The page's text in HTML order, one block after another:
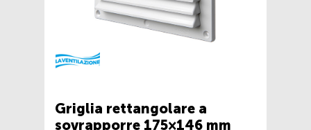
Griglia rettangolare a
sovrapporre 175×146 mm